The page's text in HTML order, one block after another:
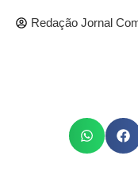
Redação Jornal